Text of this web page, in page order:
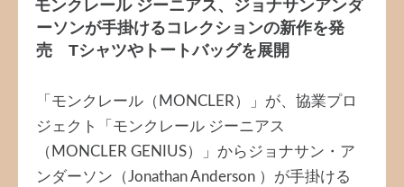
モンクレール ジーニアス、ジョナサンアンダ
ーソンが手掛けるコレクションの新作を発
売 Tシャツやトートバッグを展開
「モンクレール（MONCLER）」が、協業プロ
ジェクト「モンクレール ジーニアス
（MONCLER GENIUS）」からジョナサン・ア
ンダーソン（Jonathan Anderson ）が手掛ける